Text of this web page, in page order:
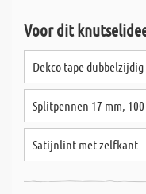
Voor dit
Dekco tape
Splitpennen 17 mm,
Satijnlint met zelfkant -